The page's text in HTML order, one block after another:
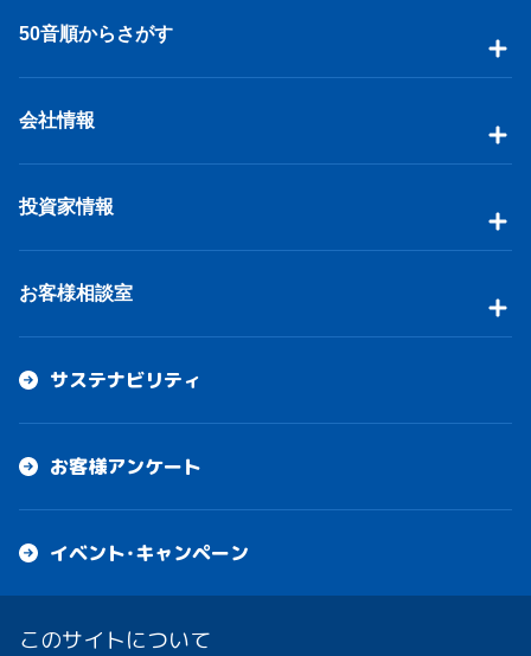
50音順からさがす
会社情報
投資家情報
お客様相談室
サステナビリティ
お客様アンケート
イベント・キャンペーン
このサイトについて